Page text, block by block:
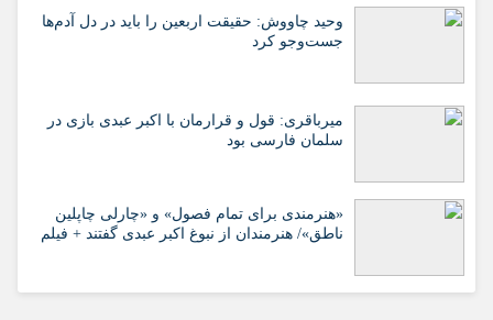
وحید چاووش: حقیقت اربعین را باید در دل آدم‌ها
جست‌وجو کرد
میرباقری: قول و قرارمان با اکبر عبدی بازی در
سلمان فارسی بود
«هنرمندی برای تمام فصول» و «چارلی چاپلین
ناطق»/ هنرمندان از نبوغ اکبر عبدی گفتند + فیلم